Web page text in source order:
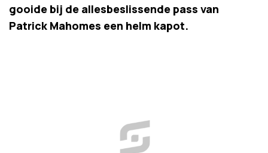
gooide bij de allesbeslissende pass van
Patrick Mahomes een helm kapot.